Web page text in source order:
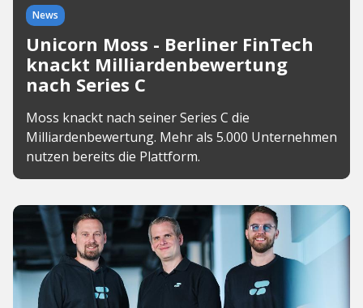
News
Unicorn Moss - Berliner FinTech
knackt Milliardenbewertung
nach Series C
Moss knackt nach seiner Series C die
Milliardenbewertung. Mehr als 5.000 Unternehmen
nutzen bereits die Plattform.